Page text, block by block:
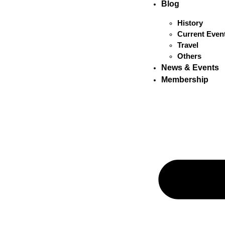
Blog
History
Current
Travel
Others
News & Events
Membership